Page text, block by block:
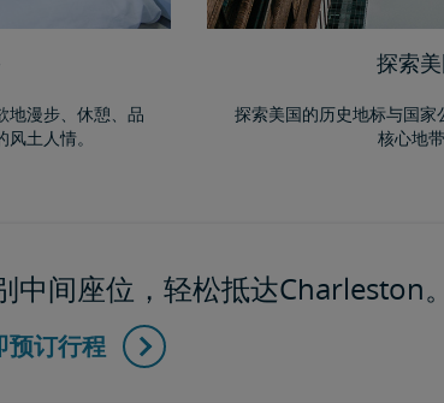
地漫步、休憩、品
土人情。
探索
探索美国的历史地标与国家
核心地带
中间座位，轻松抵达Charleston。
预订行程